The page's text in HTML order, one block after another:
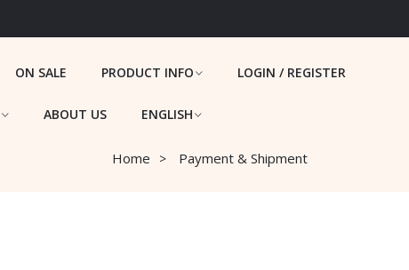
ON SALE PRODUCT INFO LOGIN / REGISTER
ABOUT US ENGLISH
Home Payment & Shipment